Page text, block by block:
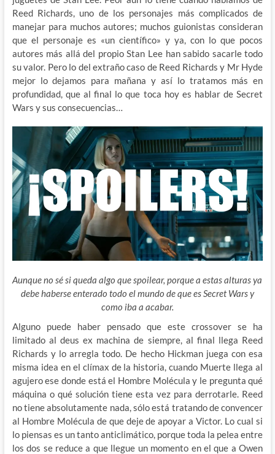
Reed Richards, uno de los personajes más complicados de
manejar para muchos autores; muchos guionistas consideran
que el personaje es «un científico» y ya, con lo que pocos
autores más allá del propio Stan Lee han sabido sacarle todo
su valor. Pero lo del extraño caso de Reed Richards y Mr Hyde
mejor lo dejamos para mañana y así lo tratamos más en
profundidad, que al final lo que toca hoy es hablar de Secret
Wars y sus consecuencias…
Aunque no sé si queda algo que spoilear, porque a estas alturas ya
debe haberse enterado todo el mundo de que es Secret Wars y
como iba a acabar.
Alguno puede haber pensado que este crossover se ha
limitado al deus ex machina de siempre, al final llega Reed
Richards y lo arregla todo. De hecho Hickman juega con esa
misma idea en el clímax de la historia, cuando Muerte llega al
agujero ese donde está el Hombre Molécula y le pregunta qué
máquina o qué solución tiene esta vez para derrotarle. Reed
no tiene absolutamente nada, sólo está tratando de convencer
al Hombre Molécula de que deje de apoyar a Victor. Lo cual si
lo piensas es un tanto anticlimático, porque toda la pelea entre
los dos se reduce a que llegue un momento en el que a Owen